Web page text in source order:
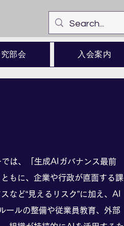
部会 入会案内
は、「生成AIガバナンス最前
もに、企業や行政が直面する課
など“見えるリスク”に加え、AI
ールの整備や従業員教育、外部